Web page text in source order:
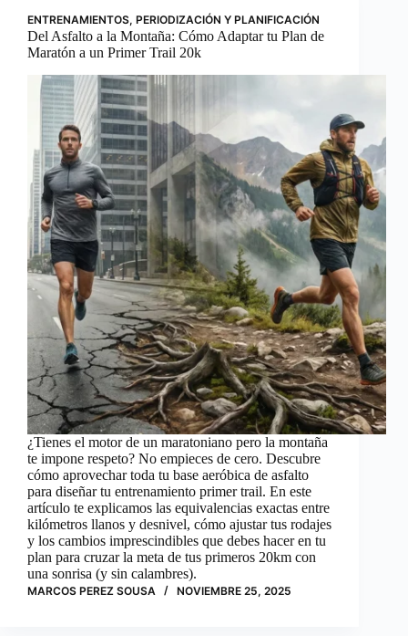
ENTRENAMIENTOS, PERIODIZACIÓN Y PLANIFICACIÓN
Del Asfalto a la Montaña: Cómo Adaptar tu Plan de
Maratón a un Primer Trail 20k
¿Tienes el motor de un maratoniano pero la montaña
te impone respeto? No empieces de cero. Descubre
cómo aprovechar toda tu base aeróbica de asfalto
para diseñar tu entrenamiento primer trail. En este
artículo te explicamos las equivalencias exactas entre
kilómetros llanos y desnivel, cómo ajustar tus rodajes
y los cambios imprescindibles que debes hacer en tu
plan para cruzar la meta de tus primeros 20km con
una sonrisa (y sin calambres).
MARCOS PEREZ SOUSA NOVIEMBRE 25, 2025